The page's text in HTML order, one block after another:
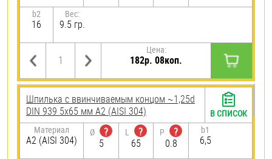
b2
16
Вес:
9.5 гр.
Цена:
182р. 08коп.
Шпилька c ввинчиваемым концом ~1,25d
DIN 939 5х65 мм А2 (AISI 304)
Материал
А2 (AISI 304)
Ø
?
5
L
?
65
P
?
0.8
b1
6,5
В СПИСОК